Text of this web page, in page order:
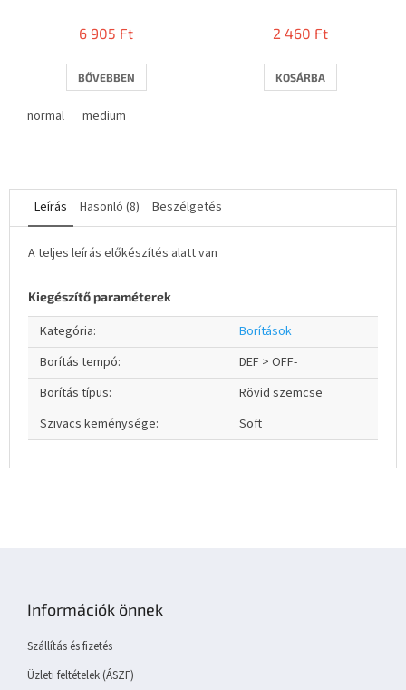
6 905 Ft
BŐVEBBEN
normal medium
2 460 Ft
KOSÁRBA
Leírás Hasonló (8) Beszélgetés
A teljes leírás előkészítés alatt van
Kiegészítő paraméterek
Kategória:
Borítások
Borítás tempó:
DEF > OFF-
Borítás típus:
Rövid szemcse
Szivacs keménysége: Soft
Információk önnek
Szállítás és fizetés
Üzleti feltételek (ÁSZF)